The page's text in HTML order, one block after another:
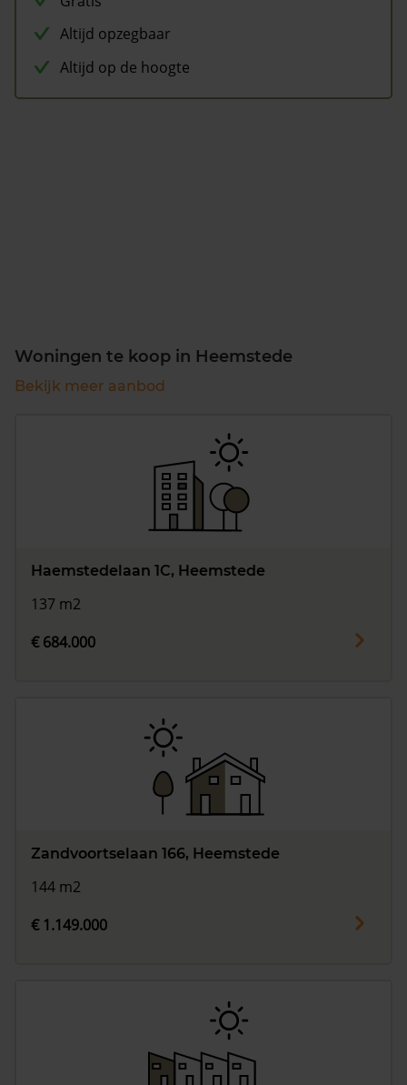
Altijd opzegbaar
Altijd op de hoogte
Woningen te koop in Heemstede
Bekijk meer aanbod
Haemstedelaan 1C, Heemstede
137 m2
€ 684.000
Zandvoortselaan 166, Heemstede
144 m2
€ 1.149.000